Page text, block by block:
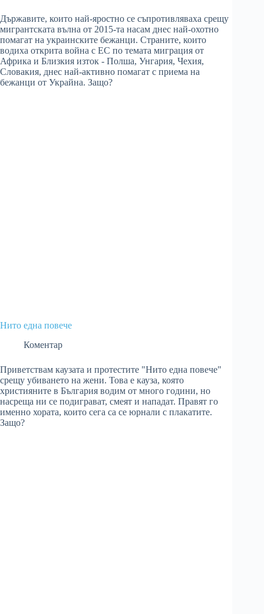
Държавите, които най-яростно се съпротивляваха срещу
мигрантската вълна от 2015-та насам днес най-охотно
помагат на украинските бежанци. Страните, които
водиха открита война с ЕС по темата миграция от
Африка и Близкия изток - Полша, Унгария, Чехия,
Словакия, днес най-активно помагат с приема на
бежанци от Украйна. Защо?
Нито една повече
Коментар
Приветствам каузата и протестите "Нито една повече"
срещу убиването на жени. Това е кауза, която
християните в България водим от много години, но
насреща ни се подиграват, смеят и нападат. Правят го
именно хората, които сега са се юрнали с плакатите.
Защо?